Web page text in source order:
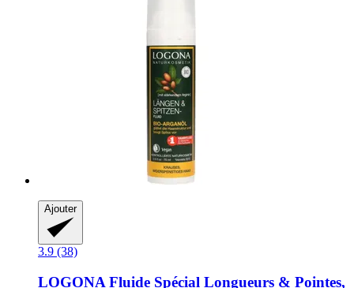
Ajouter
3.9 (38)
LOGONA Fluide Spécial Longueurs & Pointes,